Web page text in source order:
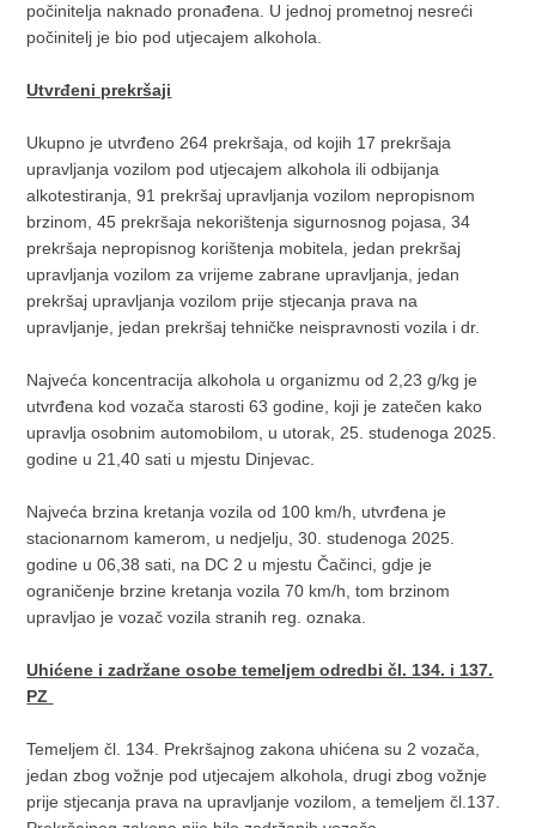
počinitelja naknado pronađena. U jednoj prometnoj nesreći
počinitelj je bio pod utjecajem alkohola.
Utvrđeni prekršaji
Ukupno je utvrđeno 264 prekršaja, od kojih 17 prekršaja
upravljanja vozilom pod utjecajem alkohola ili odbijanja
alkotestiranja, 91 prekršaj upravljanja vozilom nepropisnom
brzinom, 45 prekršaja nekorištenja sigurnosnog pojasa, 34
prekršaja nepropisnog korištenja mobitela, jedan prekršaj
upravljanja vozilom za vrijeme zabrane upravljanja, jedan
prekršaj upravljanja vozilom prije stjecanja prava na
upravljanje, jedan prekršaj tehničke neispravnosti vozila i dr.
Najveća koncentracija alkohola u organizmu od 2,23 g/kg je
utvrđena kod vozača starosti 63 godine, koji je zatečen kako
upravlja osobnim automobilom, u utorak, 25. studenoga 2025.
godine u 21,40 sati u mjestu Dinjevac.
Najveća brzina kretanja vozila od 100 km/h, utvrđena je
stacionarnom kamerom, u nedjelju, 30. studenoga 2025.
godine u 06,38 sati, na DC 2 u mjestu Čačinci, gdje je
ograničenje brzine kretanja vozila 70 km/h, tom brzinom
upravljao je vozač vozila stranih reg. oznaka.
Uhićene i zadržane osobe temeljem odredbi čl. 134. i 137.
PZ
Temeljem čl. 134. Prekršajnog zakona uhićena su 2 vozača,
jedan zbog vožnje pod utjecajem alkohola, drugi zbog vožnje
prije stjecanja prava na upravljanje vozilom, a temeljem čl.137.